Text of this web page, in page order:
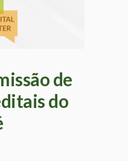
de
do